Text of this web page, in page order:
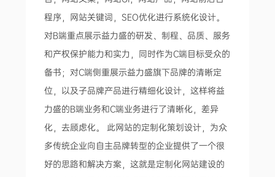
程序，网站关键词，SEO优化进行系统化设计。
对B端重点展示益力盛的研发、制程、品质、服务
和产权保护能力和实力，同时作为C端目标受众的
备书；对C端侧重展示益力盛旗下品牌的清晰定
位，以及子品牌产品进行精细化设计，这样将益
力盛的B端业务和C端业务进行了清晰化，差异
化，去顾虑化。 此网站的定制化策划设计，为众
多传统企业向自主品牌转型的企业提供了一个很
好的思路和解决方案，这就是定制化网站建设的